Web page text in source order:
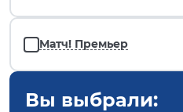
Матч! Премьер
Вы выбрали: